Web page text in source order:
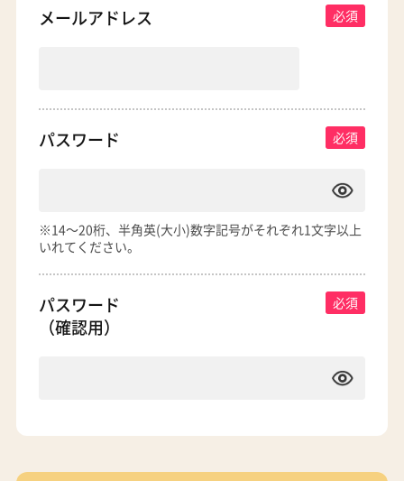
メールアドレス
パスワード
※14～20桁、半角英(大小)数字記号がそれぞれ1文字以上
いれてください。
パスワード
（確認用）